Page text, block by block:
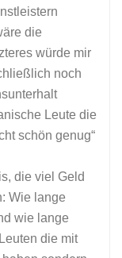
die
würde mir
noch
Leute die
schön genug“
die viel Geld
Wie lange
wie lange
die mit